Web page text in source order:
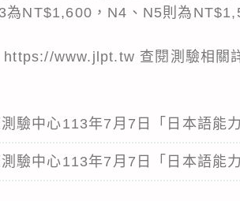
為NT$1,600，N4、N5則為
https://www.jlpt.tw 查閱測驗相關
驗中心113年7月7日「日本語能
驗中心113年7月7日「日本語能